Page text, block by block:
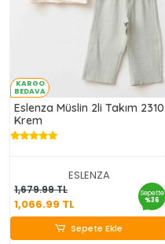
KARGO
BEDAVA
Eslenza Müslin 2li Takım 2310
Krem
ESLENZA
1,679.99 TL
1,066.99 TL
Sepette
%36
1,066.99 TL
Sepete Ekle
Sepete Ekle